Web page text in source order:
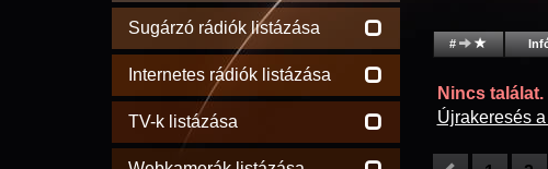
Sugárzó rádiók listázása
Internetes rádiók listázása
TV-k listázása
#
Nincs találat.
Újrakeresés